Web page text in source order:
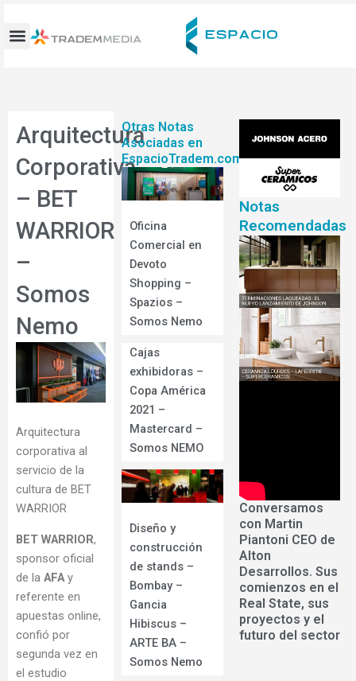
contenido
Arquitectura
Corporativa
– BET
WARRIOR
–
Somos
Nemo
Arquitectura
corporativa al
servicio de la
cultura de BET
WARRIOR
BET WARRIOR,
sponsor oficial
de la AFA y
referente en
apuestas online,
confió por
segunda vez en
el estudio
Otras Notas
Asociadas en
EspacioTradem.com
Oficina
Comercial en
Devoto
Shopping –
Spazios –
Somos Nemo
Cajas
exhibidoras –
Copa América
2021 –
Mastercard –
Somos NEMO
Diseño y
construcción
de stands –
Bombay –
Gancia
Hibiscus –
ARTE BA –
Somos Nemo
Notas
Recomendadas
Conversamos
con Martin
Piantoni CEO de
Alton
Desarrollos. Sus
comienzos en el
Real State, sus
proyectos y el
futuro del sector